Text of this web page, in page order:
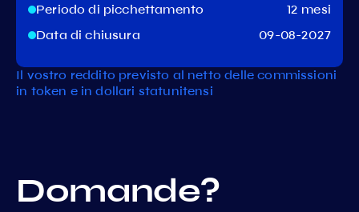
Periodo di picchettamento
12 mesi
Data di chiusura
09-08-2027
Il vostro reddito previsto al netto delle commissioni
in token e in dollari statunitensi
Domande?